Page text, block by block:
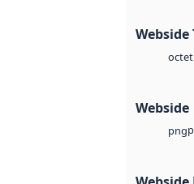
Webside
octet
Webside
png